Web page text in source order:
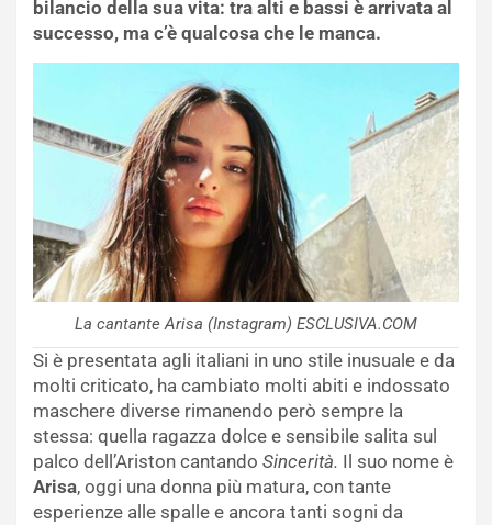
bilancio della sua vita: tra alti e bassi è arrivata al
successo, ma c’è qualcosa che le manca.
La cantante Arisa (Instagram) ESCLUSIVA.COM
Si è presentata agli italiani in uno stile inusuale e da
molti criticato, ha cambiato molti abiti e indossato
maschere diverse rimanendo però sempre la
stessa: quella ragazza dolce e sensibile salita sul
palco dell’Ariston cantando Sincerità. Il suo nome è
Arisa, oggi una donna più matura, con tante
esperienze alle spalle e ancora tanti sogni da